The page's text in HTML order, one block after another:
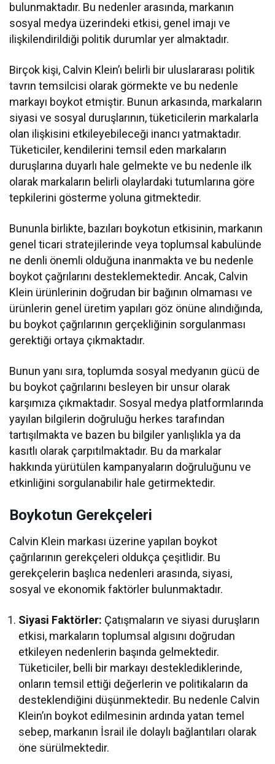
bulunmaktadır. Bu nedenler arasında, markanın
sosyal medya üzerindeki etkisi, genel imajı ve
ilişkilendirildiği politik durumlar yer almaktadır.
Birçok kişi, Calvin Klein’ı belirli bir uluslararası politik
tavrın temsilcisi olarak görmekte ve bu nedenle
markayı boykot etmiştir. Bunun arkasında, markaların
siyasi ve sosyal duruşlarının, tüketicilerin markalarla
olan ilişkisini etkileyebileceği inancı yatmaktadır.
Tüketiciler, kendilerini temsil eden markaların
duruşlarına duyarlı hale gelmekte ve bu nedenle ilk
olarak markaların belirli olaylardaki tutumlarına göre
tepkilerini gösterme yoluna gitmektedir.
Bununla birlikte, bazıları boykotun etkisinin, markanın
genel ticari stratejilerinde veya toplumsal kabulünde
ne denli önemli olduğuna inanmakta ve bu nedenle
boykot çağrılarını desteklemektedir. Ancak, Calvin
Klein ürünlerinin doğrudan bir bağının olmaması ve
ürünlerin genel üretim yapıları göz önüne alındığında,
bu boykot çağrılarının gerçekliğinin sorgulanması
gerektiği ortaya çıkmaktadır.
Bunun yanı sıra, toplumda sosyal medyanın gücü de
bu boykot çağrılarını besleyen bir unsur olarak
karşımıza çıkmaktadır. Sosyal medya platformlarında
yayılan bilgilerin doğruluğu herkes tarafından
tartışılmakta ve bazen bu bilgiler yanlışlıkla ya da
kasıtlı olarak çarpıtılmaktadır. Bu da markalar
hakkında yürütülen kampanyaların doğruluğunu ve
etkinliğini sorgulanabilir hale getirmektedir.
Boykotun Gerekçeleri
Calvin Klein markası üzerine yapılan boykot
çağrılarının gerekçeleri oldukça çeşitlidir. Bu
gerekçelerin başlıca nedenleri arasında, siyasi,
sosyal ve ekonomik faktörler bulunmaktadır.
Siyasi Faktörler: Çatışmaların ve siyasi duruşların
etkisi, markaların toplumsal algısını doğrudan
etkileyen nedenlerin başında gelmektedir.
Tüketiciler, belli bir markayı desteklediklerinde,
onların temsil ettiği değerlerin ve politikaların da
desteklendiğini düşünmektedir. Bu nedenle Calvin
Klein’ın boykot edilmesinin ardında yatan temel
sebep, markanın İsrail ile dolaylı bağlantıları olarak
öne sürülmektedir.